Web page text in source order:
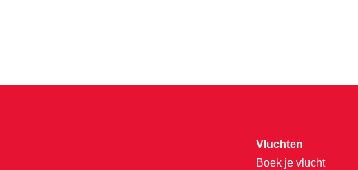
Vluchten
Boek je vlucht